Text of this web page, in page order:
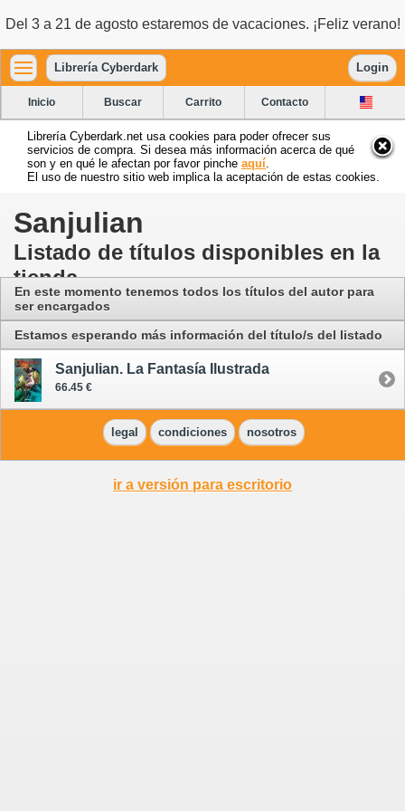
Del 3 a 21 de agosto estaremos de vacaciones. ¡Feliz verano!
Librería Cyberdark Login
Inicio Buscar Carrito Contacto
Librería Cyberdark.net usa cookies para poder ofrecer sus
servicios de compra. Si desea más información acerca de qué
son y en qué le afectan por favor pinche aquí
El uso de nuestro sitio web implica la aceptación de estas cookies.
Sanjulian
Listado de títulos disponibles en la
tienda
En este momento tenemos todos los títulos del autor para
ser encargados
Estamos esperando más información del título/s del listado
Sanjulian. La Fantasía Ilustrada
66.45 €
legal condiciones nosotros
ir a versión para escritorio